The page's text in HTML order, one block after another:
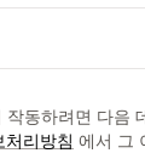
동하려면 다음
처리방침 에서 그